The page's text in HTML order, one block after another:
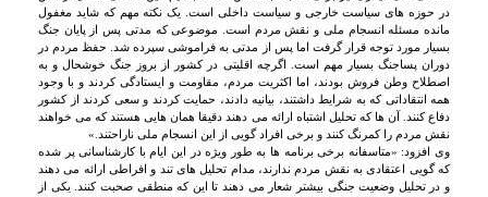
در حوزه های سیاست خارجی و سیاست داخلی است. یک نکته مهم که شاید مغفول
مانده مسئله انسجام ملی و نقش مردم است. موضوعی که مدتی پس از پایان جنگ
بسیار مورد توجه قرار گرفت اما پس از مدتی به فراموشی سپرده شد. حفظ مردم در
دوران پساجنگ بسیار مهم است. اگرچه اقلیتی در کشور از بروز جنگ خوشحال و به
اصطلاح وطن فروش بودند، اما اکثریت مردم، مقاومت و ایستادگی کردند و با وجود
همه انتقاداتی که به شرایط داشتند، بیانیه دادند، حمایت کردند و سعی کردند از کشور
دفاع کنند. آن ها که تحلیل اشتباه ارائه می دهند دقیقا همان هایی هستند که می خواهند
نقش مردم را کمرنگ کنند و برخی افراد گویی از این انسجام ملی ناراحتند.»
وی افزود: «متاسفانه برخی برنامه ها به طور ویژه در این ایام با کارشناسانی پر شده
که گویی اعتقادی به نقش مردم ندارند، مدام تحلیل های تند و افراطی ارائه می دهند
و در تحلیل وضعیت جنگی بیشتر شعار می دهند تا این که منطقی صحبت کنند. یکی از